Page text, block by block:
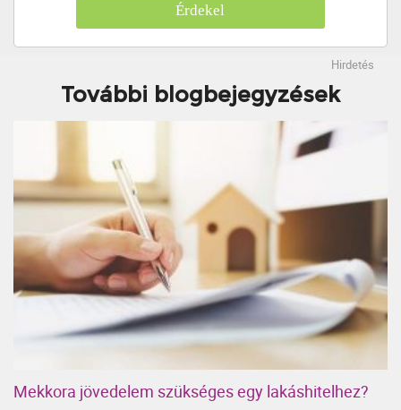
Érdekel
Hirdetés
További blogbejegyzések
Mekkora jövedelem szükséges egy lakáshitelhez?